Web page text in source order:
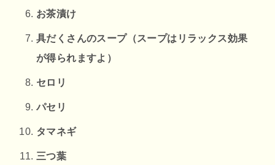
お茶漬け
具だくさんのスープ（スープはリラックス効果
が得られますよ）
セロリ
パセリ
タマネギ
三つ葉